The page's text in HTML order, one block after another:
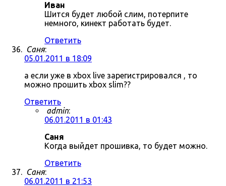
Иван
Шится будет любой слим, потерпите
немного, кинект работать будет.
Ответить
Саня:
05.01.2011 в 18:09
а если уже в xbox live зарегистрировался , то
можно прошить xbox slim??
Ответить
admin:
06.01.2011 в 01:43
Саня
Когда выйдет прошивка, то будет можно.
Ответить
Саня:
06.01.2011 в 21:53